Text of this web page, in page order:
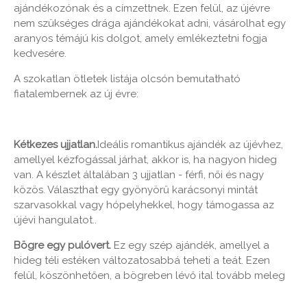
ajándékozónak és a címzettnek. Ezen felül, az újévre
nem szükséges drága ajándékokat adni, vásárolhat egy
aranyos témájú kis dolgot, amely emlékeztetni fogja
kedvesére.
A szokatlan ötletek listája olcsón bemutatható
fiatalembernek az új évre:
Kétkezes ujjatlan.Ideális romantikus ajándék az újévhez,
amellyel kézfogással járhat, akkor is, ha nagyon hideg
van. A készlet általában 3 ujjatlan - férfi, női és nagy
közös. Választhat egy gyönyörű karácsonyi mintát
szarvasokkal vagy hópelyhekkel, hogy támogassa az
újévi hangulatot..
Bögre egy pulóvert. Ez egy szép ajándék, amellyel a
hideg téli estéken változatosabbá teheti a teát. Ezen
felül, köszönhetően, a bögreben lévő ital tovább meleg